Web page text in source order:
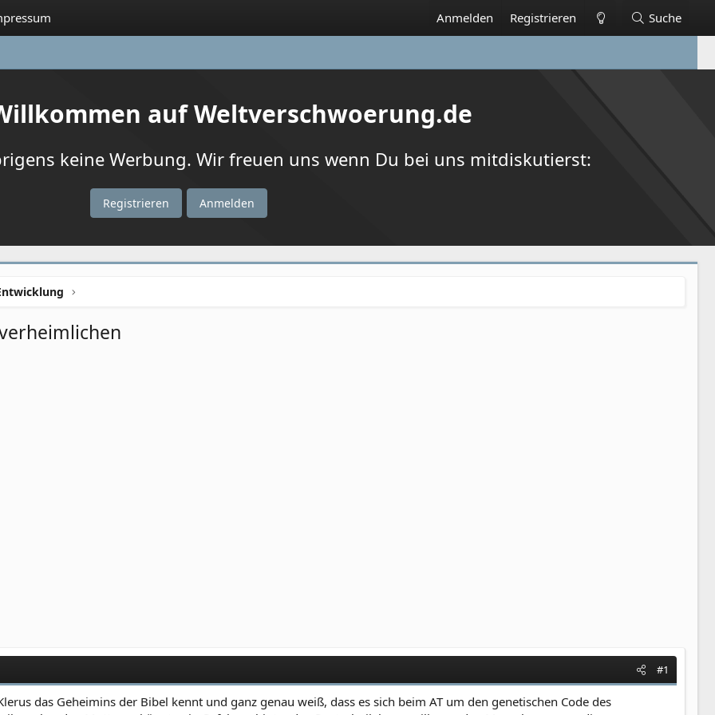
Anmelden Registrieren Suche
auf Weltverschwoerung.de
keine Werbung. Wir freuen uns wenn Du bei uns mitdiskutierst:
Registrieren Anmelden
#1
das Geheimins der Bibel kennt und ganz genau weiß, dass es sich beim AT um den genetischen Code des